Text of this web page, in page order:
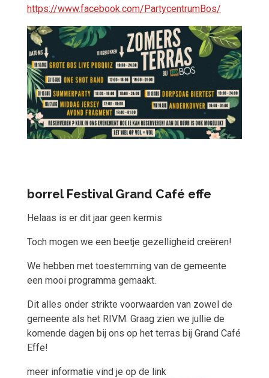
https://www.facebook.com/PartycentrumBos/
borrel Festival Grand Café effe
Helaas is er dit jaar geen kermis
Toch mogen we een beetje gezelligheid creëren!
We hebben met toestemming van de gemeente
een mooi programma gemaakt.
Dit alles onder strikte voorwaarden van zowel de
gemeente als het RIVM. Graag zien we jullie de
komende dagen bij ons op het terras bij Grand Café
Effe!
meer informatie vind je op de link